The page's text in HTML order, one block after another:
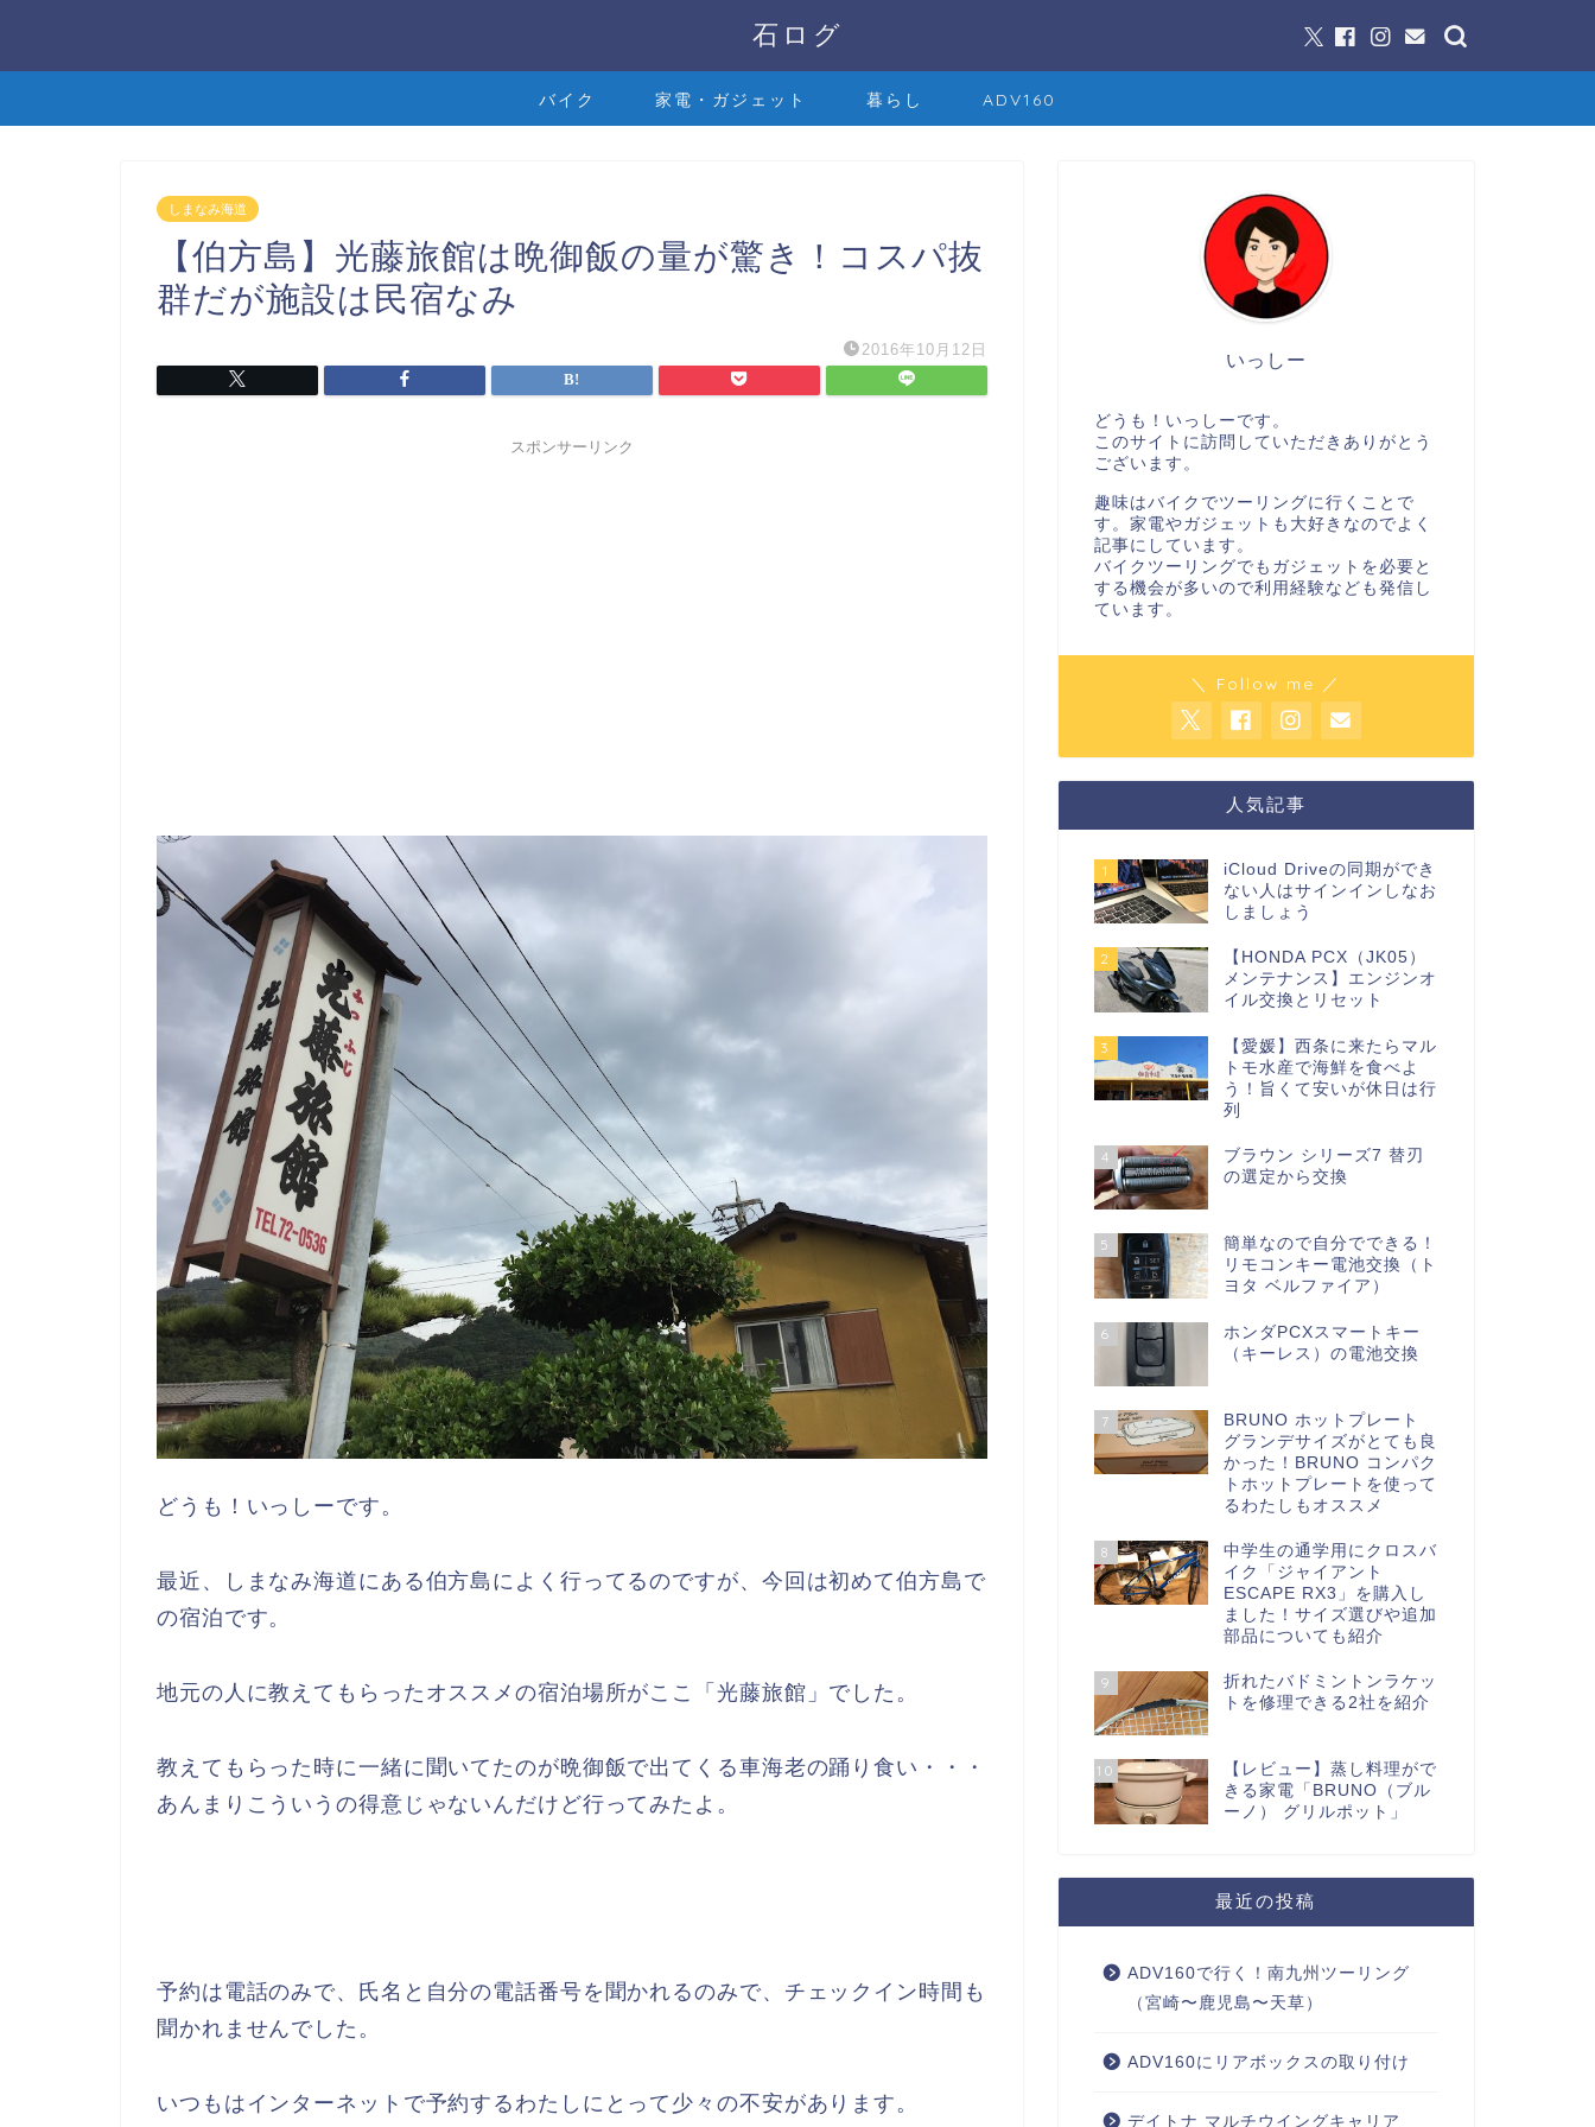
石ログ
バイク 家電・ガジェット 暮らし ADV160
しまなみ海道
【伯方島】光藤旅館は晩御飯の量が驚き！コスパ抜
群だが施設は民宿なみ
2016年10月12日
スポンサーリンク
どうも！いっしーです。
最近、しまなみ海道にある伯方島によく行ってるのですが、今回は初めて伯方島で
の宿泊です。
地元の人に教えてもらったオススメの宿泊場所がここ「光藤旅館」でした。
教えてもらった時に一緒に聞いてたのが晩御飯で出てくる車海老の踊り食い・・・
あんまりこういうの得意じゃないんだけど行ってみたよ。
予約は電話のみで、氏名と自分の電話番号を聞かれるのみで、チェックイン時間も
聞かれませんでした。
いつもはインターネットで予約するわたしにとって少々の不安があります。
いっしー
どうも！いっしーです。
このサイトに訪問していただきありがとう
ございます。
趣味はバイクでツーリングに行くことで
す。家電やガジェットも大好きなのでよく
記事にしています。
バイクツーリングでもガジェットを必要と
する機会が多いので利用経験なども発信し
ています。
＼ Follow me ／
人気記事
1
iCloud Driveの同期ができ
ない人はサインインしなお
しましょう
2
【HONDA PCX（JK05）
メンテナンス】エンジンオ
イル交換とリセット
3
【愛媛】西条に来たらマル
トモ水産で海鮮を食べよ
う！旨くて安いが休日は行
列
4
ブラウン シリーズ7 替刃
の選定から交換
5
簡単なので自分でできる！
リモコンキー電池交換（ト
ヨタ ベルファイア）
6
ホンダPCXスマートキー
（キーレス）の電池交換
7
BRUNO ホットプレート
グランデサイズがとても良
かった！BRUNO コンパク
トホットプレートを使って
るわたしもオススメ
8
中学生の通学用にクロスバ
イク「ジャイアント
ESCAPE RX3」を購入し
ました！サイズ選びや追加
部品についても紹介
9
折れたバドミントンラケッ
トを修理できる2社を紹介
10
【レビュー】蒸し料理がで
きる家電「BRUNO（ブル
ーノ） グリルポット」
最近の投稿
ADV160で行く！南九州ツーリング
（宮崎〜鹿児島〜天草）
ADV160にリアボックスの取り付け
デイトナ マルチウイングキャリア